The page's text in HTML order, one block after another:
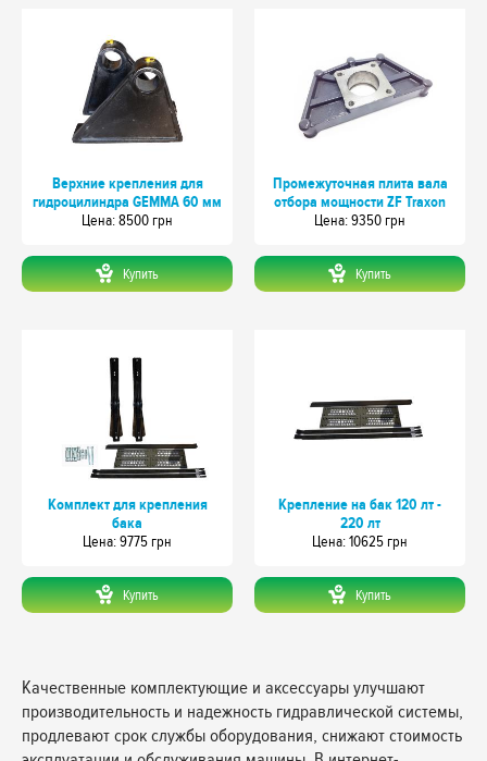
Верхние крепления для
гидроцилиндра GEMMA 60 мм
Цeна: 8500 грн
Купить
Промежуточная плита вала
отбора мощности ZF Traxon
Цeна: 9350 грн
Купить
Комплект для крепления
бака
Цeна: 9775 грн
Купить
Крепление на бак 120 лт -
220 лт
Цeна: 10625 грн
Купить
Качественные комплектующие и аксессуары улучшают
производительность и надежность гидравлической системы,
продлевают срок службы оборудования, снижают стоимость